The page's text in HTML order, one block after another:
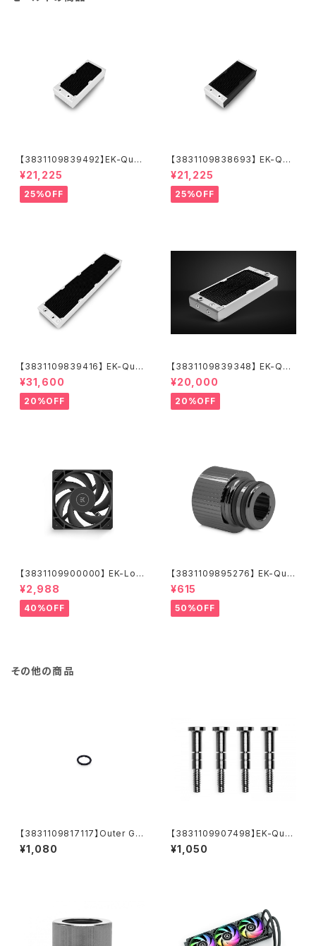
【3831109839492】EK-Quan
tum Surface X240M - Whit
e
¥21,225
25%OFF
【3831109838693】 EK-Qua
ntum Surface X240M - Bla
ck
¥21,225
25%OFF
【3831109839416】 EK-Qua
ntum Surface P560M - Whi
te
¥31,600
20%OFF
【3831109839348】 EK-Qua
ntum Surface P280M X-Flo
w - White
¥20,000
20%OFF
【3831109900000】 EK-Loo
p Fan FPT 120 - Black (550
-2300rpm)
¥2,988
40%OFF
【3831109895276】 EK-Qua
ntum Torque Push-In Adap
ter M 14 - Black Nickel
¥615
50%OFF
その他の商品
【3831109817117】Outer G1/
4 Fitting O-Ring (6pcs)
¥1,080
【3831109907498】EK-Quan
tum Velocity² Mounting Sc
rew AM5 - Nickel (4pcs)
¥1,050